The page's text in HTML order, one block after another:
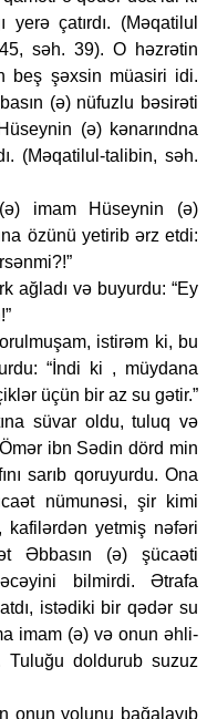
çatırdı. (Məqatilul
səh. 39). O həzrətin
beş şəxsin müasiri idi.
(ə) nüfuzlu bəsirəti
(ə) kənarındna
(Məqatilul-talibin, səh.
imam Hüseynin (ə)
özünü yetirib ərz etdi:
ağladı və buyurdu: “Ey
istirəm ki, bu
“İndi ki , müydana
üçün bir az su gətir.”
süvar oldu, tuluq və
ibn Sədin dörd min
sarıb qoruyurdu. Ona
nümunəsi, şir kimi
kafilərdən yetmiş nəfəri
Əbbasın (ə) şücaəti
bilmirdi. Ətrafa
istədiki bir qədər su
imam (ə) və onun əhli-
Tuluğu doldurub suzuz
onun yolunu bağalayıb